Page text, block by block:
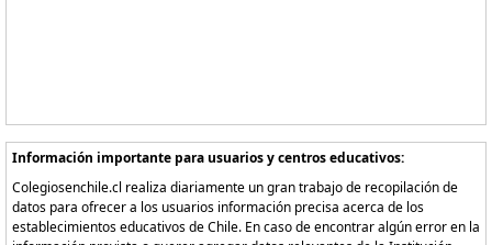
Información importante para usuarios y centros educativos:
Colegiosenchile.cl realiza diariamente un gran trabajo de recopilación de
datos para ofrecer a los usuarios información precisa acerca de los
establecimientos educativos de Chile. En caso de encontrar algún error en la